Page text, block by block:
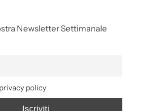
Newsletter Settimanale
policy